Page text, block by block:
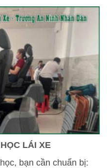
LÁI XE
bạn cần chuẩn bị: